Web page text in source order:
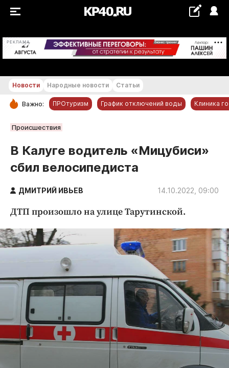
РЕКЛАМА +23...+24 °С
РУБРИКИ
Новости компаний
Статьи
Народные новости
Благоустройство
Криминал
Недвижимость и ЖКХ
Образование
Общество
Погода
Праздники
Происшествия
Новости Народные новости Статьи
Важно: ПРОтуризм График отключений воды Клиника
Происшествия
В Калуге водитель «Мицубиси»
сбил велосипедиста
ДМИТРИЙ ИВЬЕВ 14.10.2022, 09:00
ДТП произошло на улице Тарутинской.